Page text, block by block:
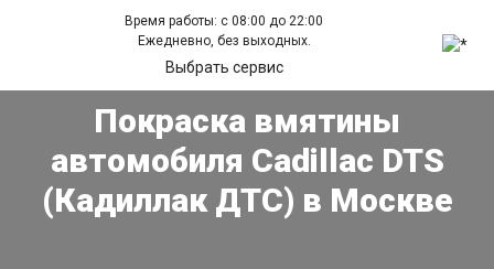
Время работы: с 08:00 до 22:00
Ежедневно, без выходных.
Выбрать сервис
Покраска вмятины
автомобиля Cadillac DTS
(Кадиллак ДТС) в Москве